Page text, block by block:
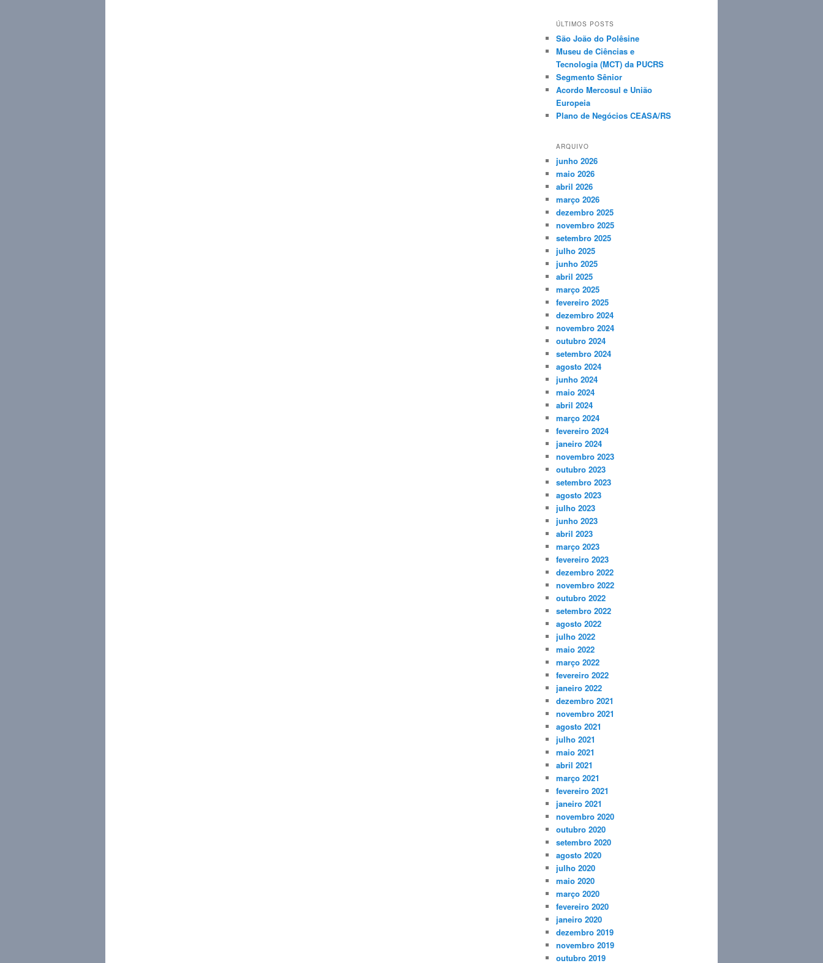
ÚLTIMOS POSTS
São João do Polêsine
Museu de Ciências e
Tecnologia (MCT) da PUCRS
Segmento Sênior
Acordo Mercosul e União
Europeia
Plano de Negócios CEASA/RS
ARQUIVO
junho 2026
maio 2026
abril 2026
março 2026
dezembro 2025
novembro 2025
setembro 2025
julho 2025
junho 2025
abril 2025
março 2025
fevereiro 2025
dezembro 2024
novembro 2024
outubro 2024
setembro 2024
agosto 2024
junho 2024
maio 2024
abril 2024
março 2024
fevereiro 2024
janeiro 2024
novembro 2023
outubro 2023
setembro 2023
agosto 2023
julho 2023
junho 2023
abril 2023
março 2023
fevereiro 2023
dezembro 2022
novembro 2022
outubro 2022
setembro 2022
agosto 2022
julho 2022
maio 2022
março 2022
fevereiro 2022
janeiro 2022
dezembro 2021
novembro 2021
agosto 2021
julho 2021
maio 2021
abril 2021
março 2021
fevereiro 2021
janeiro 2021
novembro 2020
outubro 2020
setembro 2020
agosto 2020
julho 2020
maio 2020
março 2020
fevereiro 2020
janeiro 2020
dezembro 2019
novembro 2019
outubro 2019